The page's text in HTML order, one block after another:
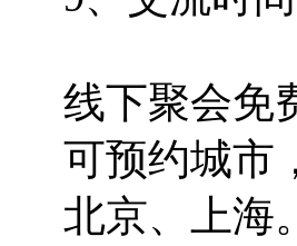
线下聚会免
可预约城市
北京、上海